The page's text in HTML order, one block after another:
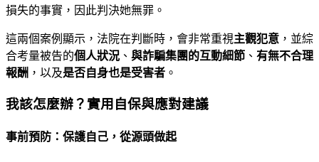
損失的事實，因此判決她無罪。
這兩個案例顯示，法院在判斷時，會非常重視主觀犯意 ，並綜
合考量被告的個人狀況 、 與詐騙集團的互動細節 、 有無不合理
報酬 ，以及是否自身也是受害者 。
我該怎麼辦？實用自保與應對建議
事前預防：保護自己，從源頭做起